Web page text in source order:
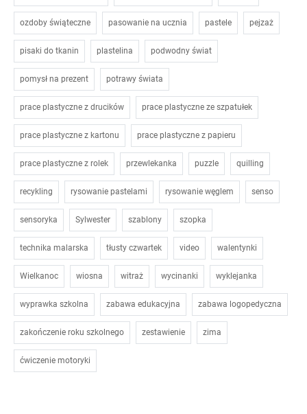
ozdoby świąteczne pasowanie na ucznia pastele pejzaż
pisaki do tkanin plastelina podwodny świat
pomysł na prezent potrawy świata
prace plastyczne z drucików prace plastyczne ze szpatułek
prace plastyczne z kartonu prace plastyczne z papieru
prace plastyczne z rolek przewlekanka puzzle quilling
recykling rysowanie pastelami rysowanie węglem senso
sensoryka Sylwester szablony szopka
technika malarska tłusty czwartek video walentynki
Wielkanoc wiosna witraż wycinanki wyklejanka
wyprawka szkolna zabawa edukacyjna zabawa logopedyczna
zakończenie roku szkolnego zestawienie zima
ćwiczenie motoryki